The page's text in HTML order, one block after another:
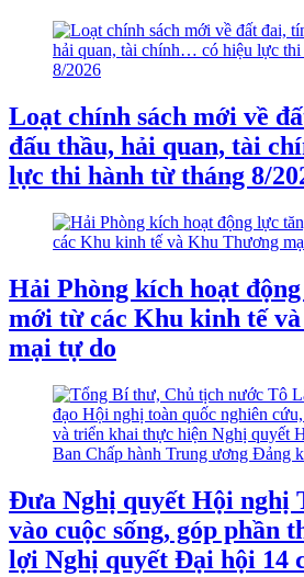
Loạt chính sách mới về
đấu thầu, hải quan, tài
lực thi hành từ tháng 8/
Hải Phòng kích hoạt
mới từ các Khu kinh tế
mại tự do
Đưa Nghị quyết Hội nghị
vào cuộc sống, góp phần
lợi Nghị quyết Đại hội 14